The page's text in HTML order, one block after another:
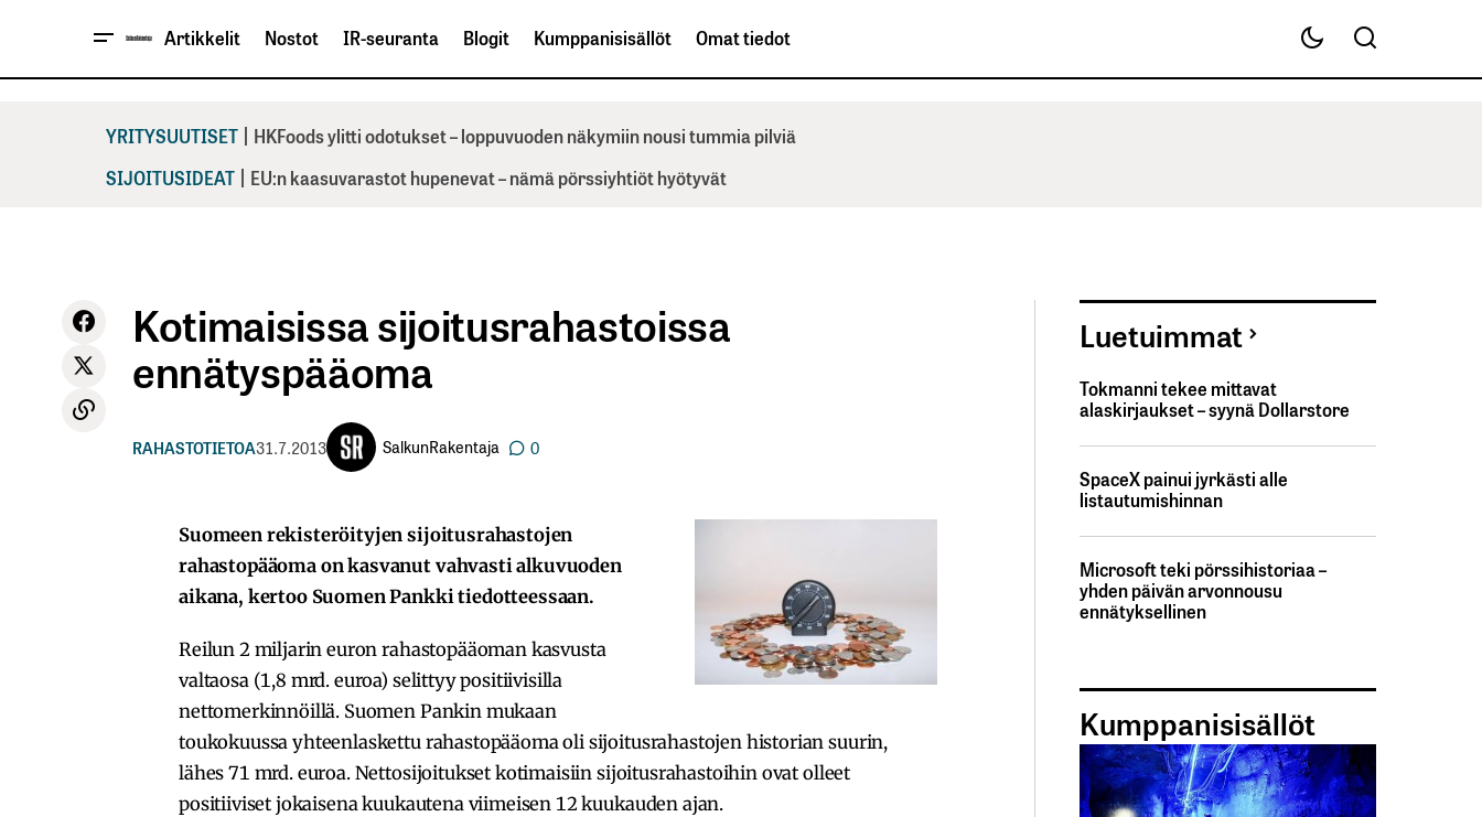
Artikkelit Nostot IR-seuranta Blogit Kumppanisisällöt Omat tiedot
YRITYSUUTISET | HKFoods ylitti odotukset – loppuvuoden näkymiin nousi tummia pilviä
SIJOITUSIDEAT | EU:n kaasuvarastot hupenevat – nämä pörssiyhtiöt hyötyvät
Kotimaisissa sijoitusrahastoissa
ennätyspääoma
RAHASTOTIETOA31.7.2013 SalkunRakentaja 0
Suomeen rekisteröityjen sijoitusrahastojen
rahastopääoma on kasvanut vahvasti alkuvuoden
aikana, kertoo Suomen Pankki tiedotteessaan.
Reilun 2 miljarin euron rahastopääoman kasvusta
valtaosa (1,8 mrd. euroa) selittyy positiivisilla
nettomerkinnöillä. Suomen Pankin mukaan
toukokuussa yhteenlaskettu rahastopääoma oli sijoitusrahastojen historian suurin,
lähes 71 mrd. euroa. Nettosijoitukset kotimaisiin sijoitusrahastoihin ovat olleet
positiiviset jokaisena kuukautena viimeisen 12 kuukauden ajan.
Luetuimmat
Tokmanni tekee mittavat
alaskirjaukset – syynä Dollarstore
SpaceX painui jyrkästi alle
listautumishinnan
Microsoft teki pörssihistoriaa –
yhden päivän arvonnousu
ennätyksellinen
Kumppanisisällöt